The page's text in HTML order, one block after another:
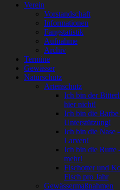
Verein
Vorstandschaft
Informationen
Fangstatistik
Aufnahme
Archiv
Termine
Gewässer
Naturschutz
Artenschutz
Ich bin der
hier nicht!
Ich bin die
Unterstützung!
Ich bin die Nase
Larven!
Ich bin die Rutte
mehr!
Fischotter und
Fisch pro Jahr
Gewässermaßnahmen